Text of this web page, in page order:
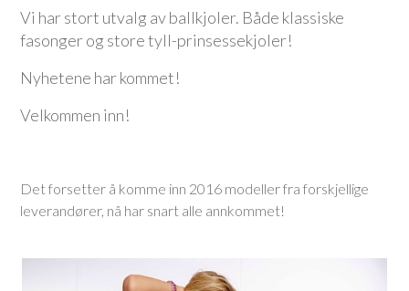
Vi har stort utvalg av ballkjoler. Både klassiske
fasonger og store tyll-prinsessekjoler!
Nyhetene har kommet!
Velkommen inn!
Det forsetter å komme inn 2016 modeller fra forskjellige
leverandører, nå har snart alle annkommet!